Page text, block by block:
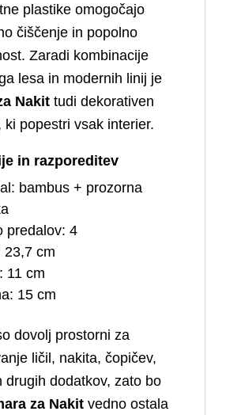
plastike omogočajo
čiščenje in popolno
Zaradi kombinacije
lesa in modernih linij je
Nakittudi dekorativen
ki popestri vsak interier.
in razporeditev
bambus + prozorna
predalov: 4
23,7 cm
11 cm
15 cm
dovolj prostorni za
ličil, nakita, čopičev,
drugih dodatkov, zato bo
za Nakitvedno ostala